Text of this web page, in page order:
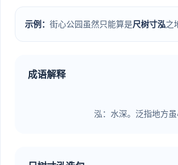
示例： 街心公园虽然只能算是尺树寸泓之
成语解释